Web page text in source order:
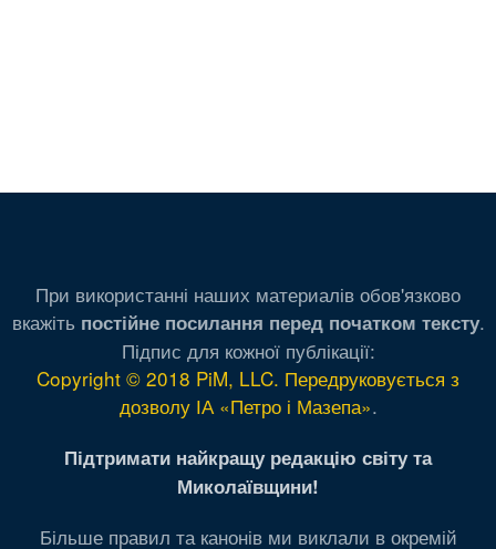
При використанні наших материалів обов'язково
вкажіть постійне посилання перед початком тексту.
Підпис для кожної публікації:
Copyright © 2018 PiM, LLC. Передруковується з
дозволу ІА «Петро і Мазепа».
Підтримати найкращу редакцію світу та
Миколаївщини!
Більше правил та канонів ми виклали в окремій